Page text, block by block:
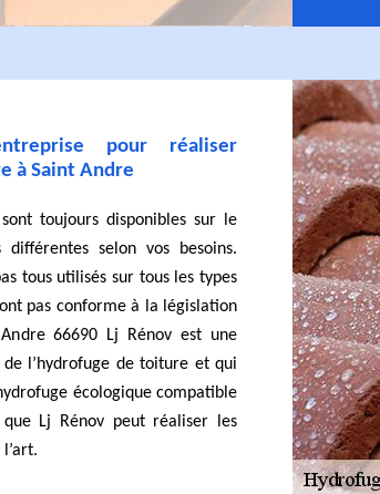
pour réaliser
à Saint Andre
toujours disponibles sur le
selon vos besoins.
tous utilisés sur tous les types
pas conforme à la législation
66690 Lj Rénov est une
l’hydrofuge de toiture et qui
écologique compatible
Lj Rénov peut réaliser les